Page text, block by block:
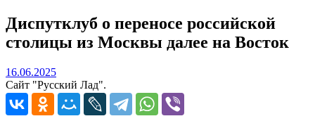
Диспутклуб о переносе российской
столицы из Москвы далее на Восток
16.06.202516.06.2025
Сайт "Русский Лад".